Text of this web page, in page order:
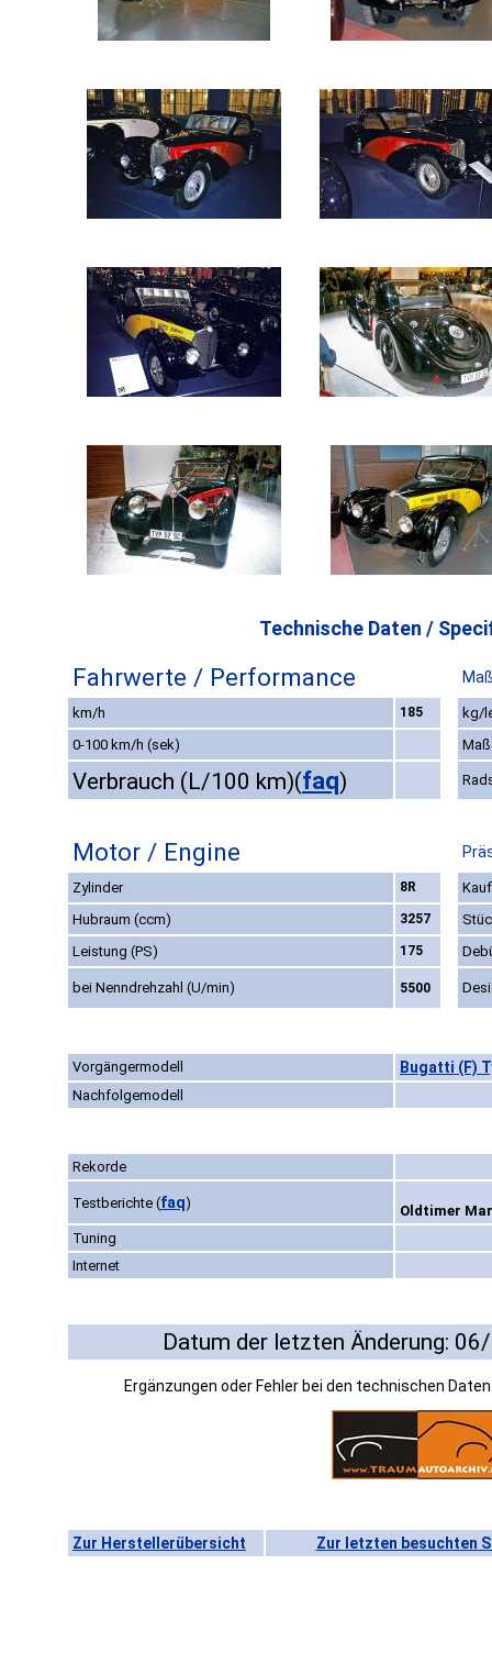
Technische Daten /
Fahrwerte / Performance
km/h 185
kg/
0-100 km/h (sek)
Verbrauch (L/100 km)(faq)
Motor / Engine
Zylinder 8R
Hubraum (ccm)
3257
Leistung (PS)
175
bei Nenndrehzahl (U/min) 5500
Vorgängermodell Bugatti (F)
Nachfolgemodell
Rekorde
Testberichte (faq)
Oldtimer
Tuning
Internet
Datum der letzten Änderung:
Ergänzungen oder Fehler bei den technischen
Zur Herstellerübersicht Zur letzten besuchten